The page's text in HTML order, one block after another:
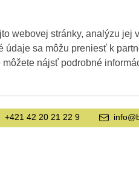
+421 42 20 21 22 9
webovej stránky, analýzu
sa môžu preniesť k
nájsť podrobné